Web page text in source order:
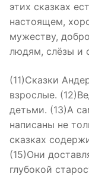
этих сказках
настоящем,
мужеству,
людям, слёзы и
(11)Сказки
взрослые.
детьми. (13)А
написаны не
сказках
(15)Они
глубокой